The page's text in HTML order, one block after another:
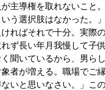
主導権を取れないこと
う選択肢はなかった。
ればそれで十分。実際
ず長い年月我慢して子
聞いているから、男ら
者が増える。職場でご
いと思いなさい。」こ